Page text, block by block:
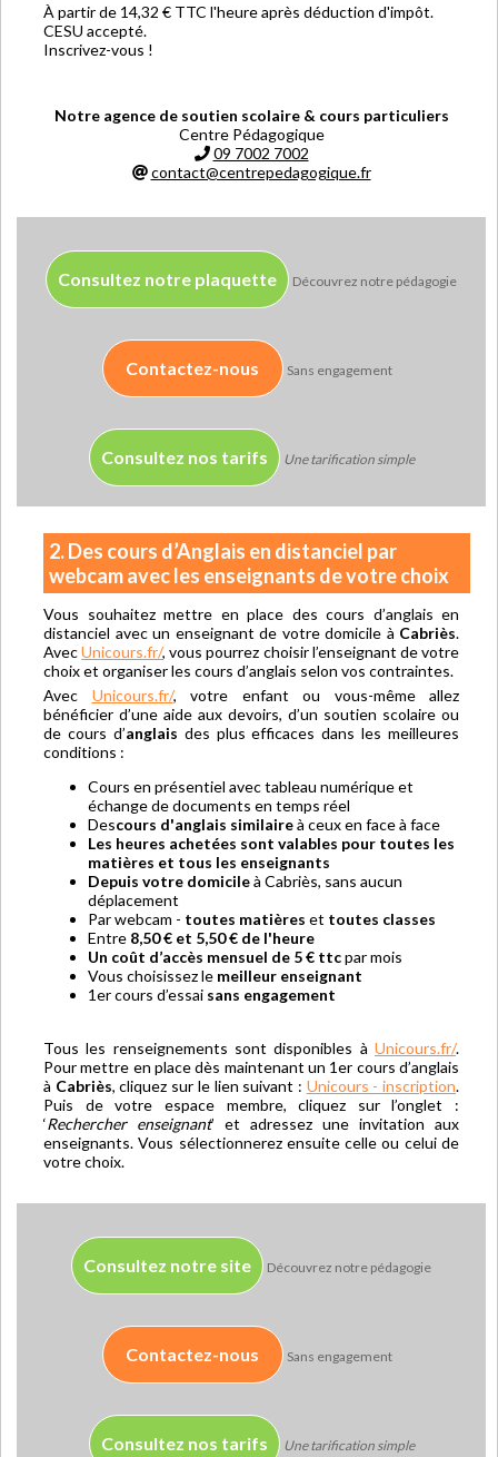
À partir de 14,32 € TTC l'heure après déduction d'impôt.
CESU accepté.
Inscrivez-vous !
Notre agence de soutien scolaire & cours particuliers
Centre Pédagogique
09 7002 7002
contact@centrepedagogique.fr
Consultez notre plaquette Découvrez notre pédagogie
Contactez-nous Sans engagement
Consultez nos tarifs Une tarification simple
2. Des cours d’Anglais en distanciel par
webcam avec les enseignants de votre choix
Vous souhaitez mettre en place des cours d’anglais en
distanciel avec un enseignant de votre domicile à Cabriès.
AvecUnicours.fr/, vous pourrez choisir l’enseignant de votre
choix et organiser les cours d’anglais selon vos contraintes.
Avec Unicours.fr/, votre enfant ou vous-même allez
bénéficier d’une aide aux devoirs, d’un soutien scolaire ou
de cours d’anglais des plus efficaces dans les meilleures
conditions :
Cours en présentiel avec tableau numérique et
échange de documents en temps réel
Descours d'anglais similaireà ceux en face à face
Les heures achetées sont valables pour toutes les
matières et tous les enseignants
Depuis votre domicileà Cabriès, sans aucun
déplacement
Par webcam - toutes matières et toutes classes
Entre 8,50 € et 5,50 € de l'heure
Un coût d’accès mensuel de 5 € ttcpar mois
Vous choisissez le meilleur enseignant
1er cours d’essai sans engagement
Tous les renseignements sont disponibles à Unicours.fr/.
Pour mettre en place dès maintenant un 1er cours d’anglais
à Cabriès, cliquez sur le lien suivant : Unicours - inscription.
Puis de votre espace membre, cliquez sur l’onglet :
‘Rechercher enseignant’ et adressez une invitation aux
enseignants. Vous sélectionnerez ensuite celle ou celui de
votre choix.
Consultez notre site Découvrez notre pédagogie
Contactez-nous Sans engagement
Consultez nos tarifs Une tarification simple